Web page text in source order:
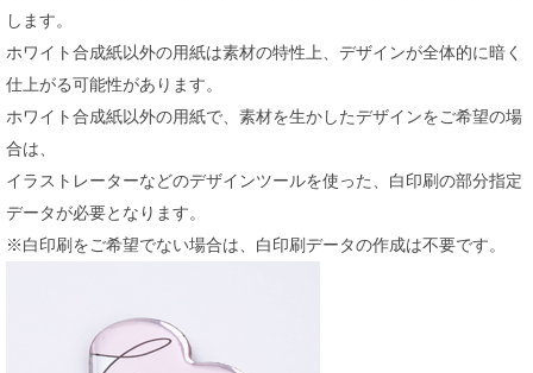
します。
ホワイト合成紙以外の用紙は素材の特性上、デザインが全体的に暗く
仕上がる可能性があります。
ホワイト合成紙以外の用紙で、素材を生かしたデザインをご希望の場
合は、
イラストレーターなどのデザインツールを使った、白印刷の部分指定
データが必要となります。
※白印刷をご希望でない場合は、白印刷データの作成は不要です。